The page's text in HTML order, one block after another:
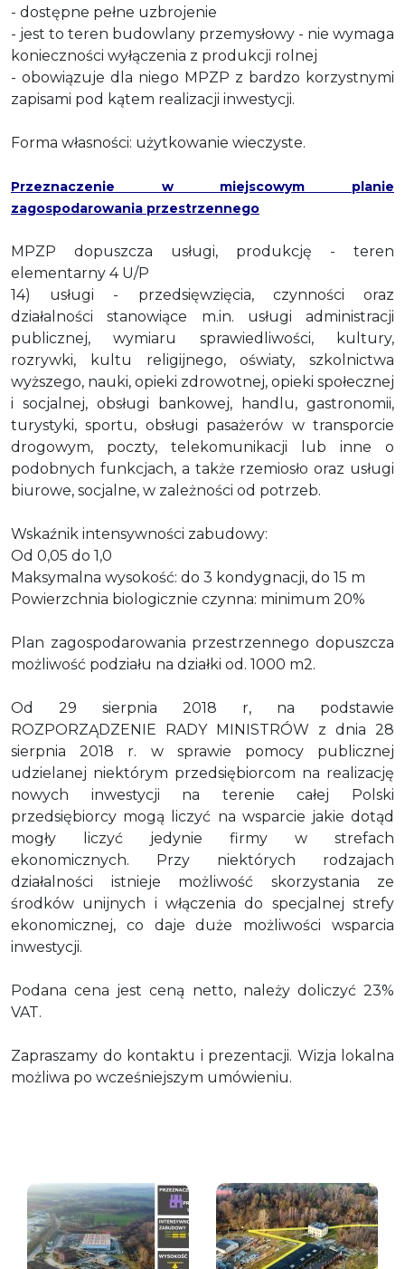
- dostępne pełne uzbrojenie
- jest to teren budowlany przemysłowy - nie wymaga
konieczności wyłączenia z produkcji rolnej
- obowiązuje dla niego MPZP z bardzo korzystnymi
zapisami pod kątem realizacji inwestycji.
Forma własności: użytkowanie wieczyste.
Przeznaczenie w miejscowym planie
zagospodarowania przestrzennego
MPZP dopuszcza usługi, produkcję - teren
elementarny 4 U/P
14) usługi - przedsięwzięcia, czynności oraz
działalności stanowiące m.in. usługi administracji
publicznej, wymiaru sprawiedliwości, kultury,
rozrywki, kultu religijnego, oświaty, szkolnictwa
wyższego, nauki, opieki zdrowotnej, opieki społecznej
i socjalnej, obsługi bankowej, handlu, gastronomii,
turystyki, sportu, obsługi pasażerów w transporcie
drogowym, poczty, telekomunikacji lub inne o
podobnych funkcjach, a także rzemiosło oraz usługi
biurowe, socjalne, w zależności od potrzeb.
Wskaźnik intensywności zabudowy:
Od 0,05 do 1,0
Maksymalna wysokość: do 3 kondygnacji, do 15 m
Powierzchnia biologicznie czynna: minimum 20%
Plan zagospodarowania przestrzennego dopuszcza
możliwość podziału na działki od. 1000 m2.
Od 29 sierpnia 2018 r, na podstawie
ROZPORZĄDZENIE RADY MINISTRÓW z dnia 28
sierpnia 2018 r. w sprawie pomocy publicznej
udzielanej niektórym przedsiębiorcom na realizację
nowych inwestycji na terenie całej Polski
przedsiębiorcy mogą liczyć na wsparcie jakie dotąd
mogły liczyć jedynie firmy w strefach
ekonomicznych. Przy niektórych rodzajach
działalności istnieje możliwość skorzystania ze
środków unijnych i włączenia do specjalnej strefy
ekonomicznej, co daje duże możliwości wsparcia
inwestycji.
Podana cena jest ceną netto, należy doliczyć 23%
VAT.
Zapraszamy do kontaktu i prezentacji. Wizja lokalna
możliwa po wcześniejszym umówieniu.